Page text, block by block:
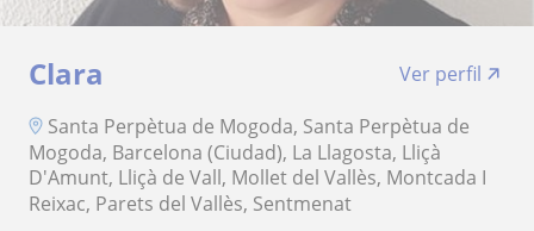
Clara
Ver perfil
Santa Perpètua de Mogoda, Santa Perpètua de
Mogoda, Barcelona (Ciudad), La Llagosta, Lliçà
D'Amunt, Lliçà de Vall, Mollet del Vallès, Montcada I
Reixac, Parets del Vallès, Sentmenat